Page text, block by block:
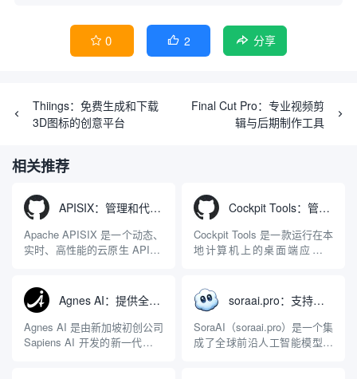
 0  2 分享
Thiings：免费生成和下载
3D图标的创意平台
Final Cut Pro：专业视频剪
辑与后期制作工具
相关推荐
APISIX：管理和代理API及大模型流量的高性能网关
Apache APISIX 是一个动态、
实时、高性能的云原生 API 网
LuaJIT 构建，并在 2019 年作
为顶级开源项目捐赠给
Apache 软件基金会。APISIX
彻底摒...
Cockpit Tools：管理多个AI编程IDE账号与配置多开独立实例的本地桌面应用
Cockpit Tools 是一款运行在本
地计算机上的桌面端应用程
程助手的账号与运行环境而设
计。它目前支持包括
Antigravity IDE、Codex、
GitHub Copilo...
Agnes AI：提供全模态模型免费API、支持图文视频生成与复杂工程执行的智能体平台
Agnes AI 是由新加坡初创公司
Sapiens AI 开发的新一代多模
soraai.pro：支持多模型文字转视频和图像生成的在线创作工具
SoraAI（soraai.pro）是一个集
成了全球前沿人工智能模型的